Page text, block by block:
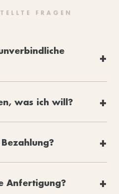
FRAGEN
was ich will?
Anfertigung?